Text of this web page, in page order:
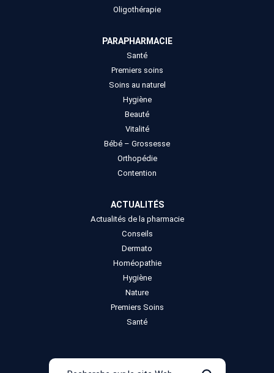
Oligothérapie
PARAPHARMACIE
Santé
Premiers soins
Soins au naturel
Hygiène
Beauté
Vitalité
Bébé – Grossesse
Orthopédie
Contention
ACTUALITÉS
Actualités de la pharmacie
Conseils
Dermato
Homéopathie
Hygiène
Nature
Premiers Soins
Santé
Recherche